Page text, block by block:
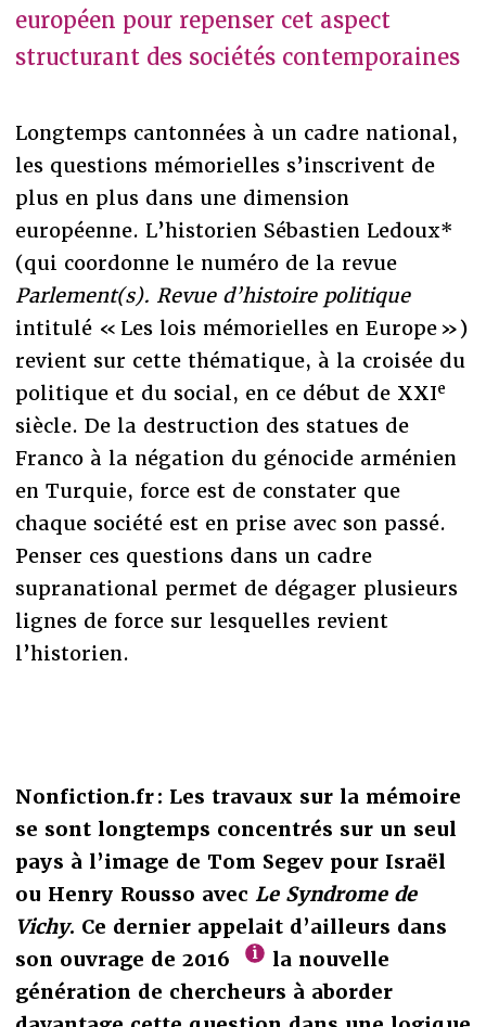
européen pour repenser cet aspect
structurant des sociétés contemporaines
Longtemps cantonnées à un cadre national,
les questions mémorielles s’inscrivent de
plus en plus dans une dimension
européenne. L’historien Sébastien Ledoux*
(qui coordonne le numéro de la revue
Parlement(s). Revue d’histoire politique
intitulé « Les lois mémorielles en Europe »)
revient sur cette thématique, à la croisée du
politique et du social, en ce début de XXIe
siècle. De la destruction des statues de
Franco à la négation du génocide arménien
en Turquie, force est de constater que
chaque société est en prise avec son passé.
Penser ces questions dans un cadre
supranational permet de dégager plusieurs
lignes de force sur lesquelles revient
l’historien.
Nonfiction.fr : Les travaux sur la mémoire
se sont longtemps concentrés sur un seul
pays à l’image de Tom Segev pour Israël
ou Henry Rousso avec Le Syndrome de
Vichy. Ce dernier appelait d’ailleurs dans
son ouvrage de 2016
la nouvelle
génération de chercheurs à aborder